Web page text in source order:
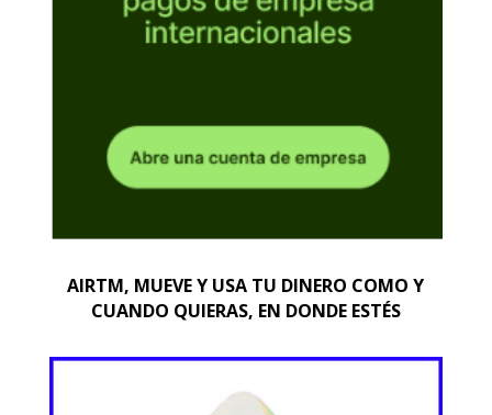
AIRTM, MUEVE Y USA TU DINERO COMO Y
CUANDO QUIERAS, EN DONDE ESTÉS